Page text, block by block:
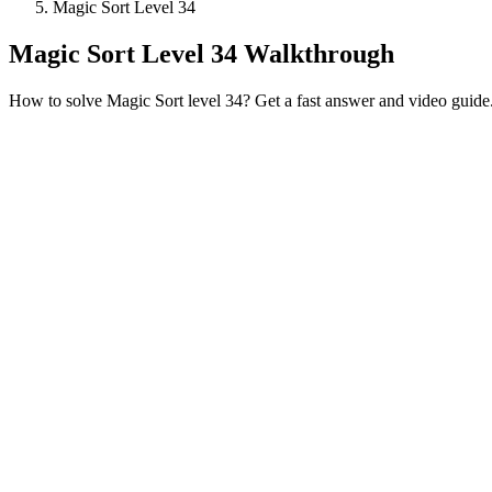
Magic Sort Level 34
Magic Sort Level 34 Walkthrough
How to solve Magic Sort level 34? Get a fast answer and video guide.